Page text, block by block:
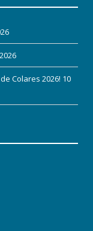
Colares 2026! 10